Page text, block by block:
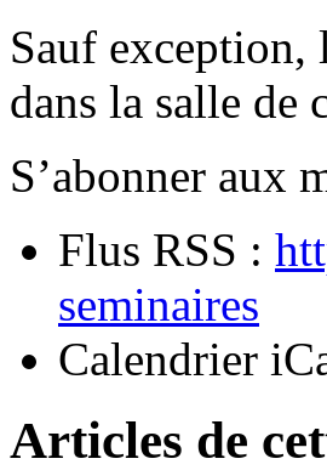
Sauf exception,
dans la salle de
S’abonner aux
Flus RSS :
seminaires
Calendrier
Articles de